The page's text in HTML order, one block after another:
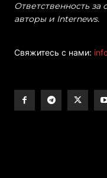
Ответственность
авторы и Internews.
Свяжитесь с нами: